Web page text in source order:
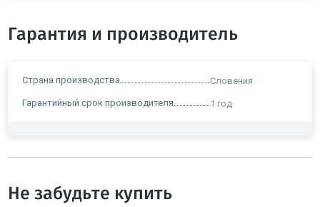
Гарантия и производитель
Страна производства Словения
Гарантийный срок производителя 1 год
Не забудьте купить